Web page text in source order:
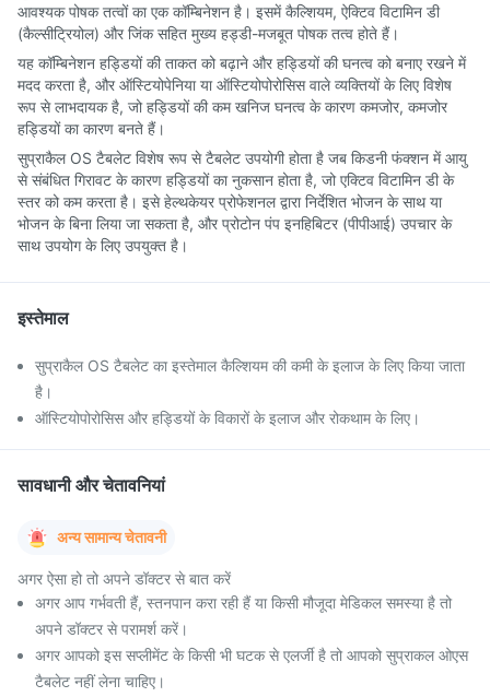
आवश्यक पोषक तत्वों का एक कॉम्बिनेशन है। इसमें कैल्शियम, ऐक्टिव विटामिन डी
(कैल्सीट्रियोल) और जिंक सहित मुख्य हड्डी-मजबूत पोषक तत्व होते हैं।
यह कॉम्बिनेशन हड्डियों की ताकत को बढ़ाने और हड्डियों की घनत्व को बनाए रखने में
मदद करता है, और ऑस्टियोपेनिया या ऑस्टियोपोरोसिस वाले व्यक्तियों के लिए विशेष
रूप से लाभदायक है, जो हड्डियों की कम खनिज घनत्व के कारण कमजोर, कमजोर
हड्डियों का कारण बनते हैं।
सुप्राकैल OS टैबलेट विशेष रूप से टैबलेट उपयोगी होता है जब किडनी फंक्शन में आयु
से संबंधित गिरावट के कारण हड्डियों का नुकसान होता है, जो एक्टिव विटामिन डी के
स्तर को कम करता है। इसे हेल्थकेयर प्रोफेशनल द्वारा निर्देशित भोजन के साथ या
भोजन के बिना लिया जा सकता है, और प्रोटोन पंप इनहिबिटर (पीपीआई) उपचार के
साथ उपयोग के लिए उपयुक्त है।
इस्तेमाल
सुप्राकैल OS टैबलेट का इस्तेमाल कैल्शियम की कमी के इलाज के लिए किया जाता
है।
ऑस्टियोपोरोसिस और हड्डियों के विकारों के इलाज और रोकथाम के लिए।
सावधानी और चेतावनियां
अन्य सामान्य चेतावनी
अगर ऐसा हो तो अपने डॉक्टर से बात करें
अगर आप गर्भवती हैं, स्तनपान करा रही हैं या किसी मौजूदा मेडिकल समस्या है तो
अपने डॉक्टर से परामर्श करें।
अगर आपको इस सप्लीमेंट के किसी भी घटक से एलर्जी है तो आपको सुप्राकल ओएस
टैबलेट नहीं लेना चाहिए।